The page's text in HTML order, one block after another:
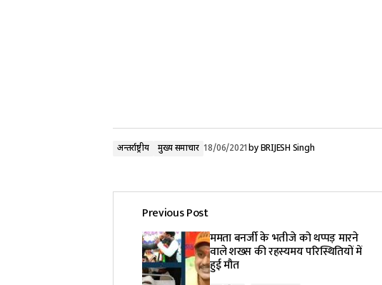
अन्तर्राष्ट्रीय मुख्य समाचार 18/06/2021by BRIJESH Singh
Previous Post
ममता बनर्जी के भतीजे को थप्पड़ मारने
वाले शख्स की रहस्यमय परिस्थितियों में
हुई मौत